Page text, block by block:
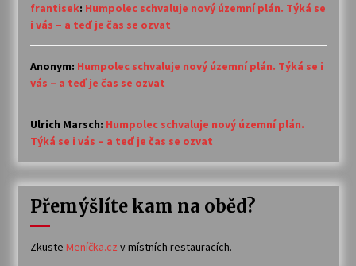
frantisek: Humpolec schvaluje nový územní plán. Týká se
i vás – a teď je čas se ozvat
Anonym: Humpolec schvaluje nový územní plán. Týká se i
vás – a teď je čas se ozvat
Ulrich Marsch: Humpolec schvaluje nový územní plán.
Týká se i vás – a teď je čas se ozvat
Přemýšlíte kam na oběd?
Zkuste Meníčka.cz v místních restauracích.